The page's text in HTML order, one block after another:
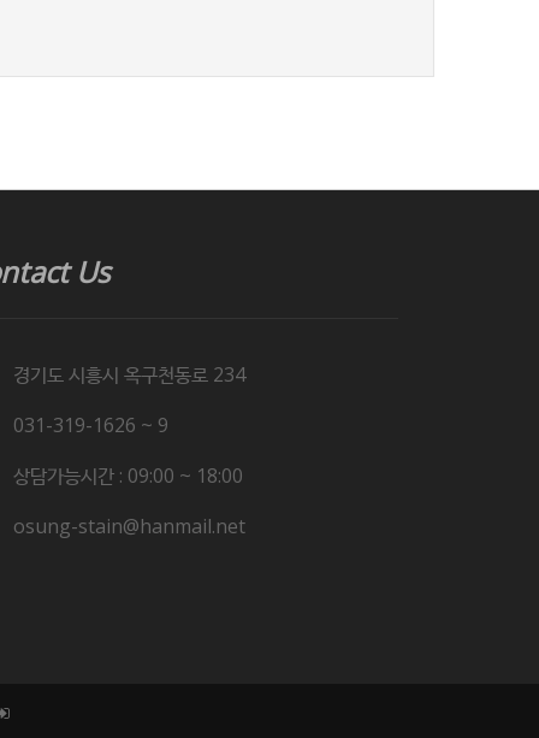
Us
경기도 시흥시 옥구천동로 234
031-319-1626 ~ 9
상담가능시간 : 09:00 ~ 18:00
osung-stain@hanmail.net